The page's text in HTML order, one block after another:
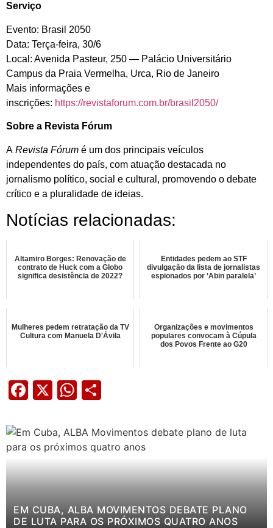
Serviço
Evento: Brasil 2050
Data: Terça-feira, 30/6
Local: Avenida Pasteur, 250 — Palácio Universitário
Campus da Praia Vermelha, Urca, Rio de Janeiro
Mais informações e
inscrições: https://revistaforum.com.br/brasil2050/
Sobre a Revista Fórum
A Revista Fórum é um dos principais veículos
independentes do país, com atuação destacada no
jornalismo político, social e cultural, promovendo o debate
crítico e a pluralidade de ideias.
Notícias relacionadas:
Altamiro Borges: Renovação de
contrato de Huck com a Globo
significa desistência de 2022?
Entidades pedem ao STF
divulgação da lista de jornalistas
espionados por ‘Abin paralela’
Mulheres pedem retratação da TV
Cultura com Manuela D'Ávila
Organizações e movimentos
populares convocam à Cúpula
dos Povos Frente ao G20
Facebook
X WhatsApp
EM CUBA, ALBA MOVIMENTOS DEBATE PLANO
DE LUTA PARA OS PRÓXIMOS QUATRO ANOS